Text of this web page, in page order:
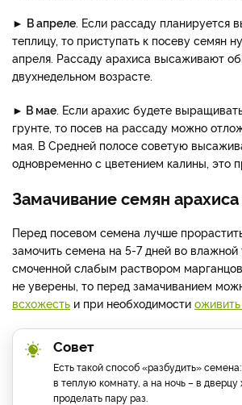
► В апреле. Если рассаду планируется
теплицу, то приступать к посеву семян
апреля. Рассаду арахиса высаживают
двухнедельном возрасте.
► В мае. Если арахис будете
грунте, то посев на рассаду можно
мая. В Средней полосе советую
одновременно с цветением калины, это
Замачивание семян
Перед посевом семена лучше
замочить семена на 5-7 дней во влажной
смоченной слабым раствором
не уверены, то перед замачиванием
всхожесть и при необходимости
Совет
Есть такой способ «разбудить»
в теплую комнату, а на ночь – в дверцу
проделать пару раз.